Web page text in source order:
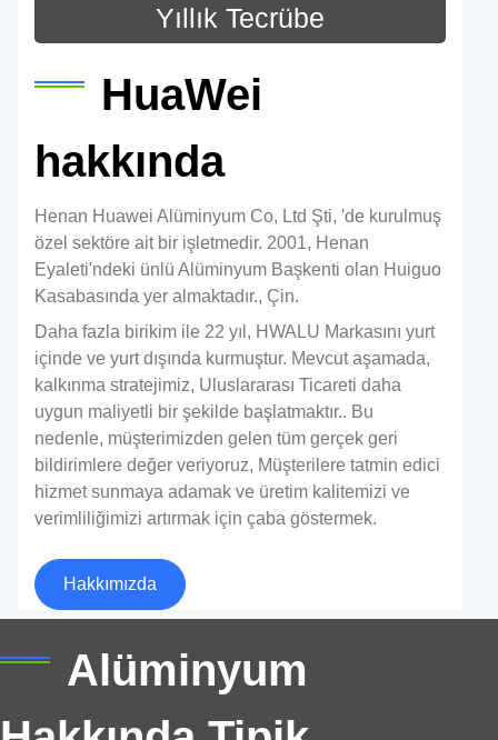
Yıllık Tecrübe
HuaWei
hakkında
Henan Huawei Alüminyum Co, Ltd Şti, 'de kurulmuş
özel sektöre ait bir işletmedir. 2001, Henan
Eyaleti'ndeki ünlü Alüminyum Başkenti olan Huiguo
Kasabasında yer almaktadır., Çin.
Daha fazla birikim ile 22 yıl, HWALU Markasını yurt
içinde ve yurt dışında kurmuştur. Mevcut aşamada,
kalkınma stratejimiz, Uluslararası Ticareti daha
uygun maliyetli bir şekilde başlatmaktır.. Bu
nedenle, müşterimizden gelen tüm gerçek geri
bildirimlere değer veriyoruz, Müşterilere tatmin edici
hizmet sunmaya adamak ve üretim kalitemizi ve
verimliliğimizi artırmak için çaba göstermek.
Hakkımızda
Alüminyum
Denizcilik alüminyum alaşım türleri、
Tazeliğin Kilidini Açın: Avantajları 1235
Araba Bagaj Kapağı için Alüminyum Levha
Araba bagajına genellikle araba bagajı denir,